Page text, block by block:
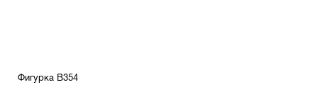
Фигурка B354